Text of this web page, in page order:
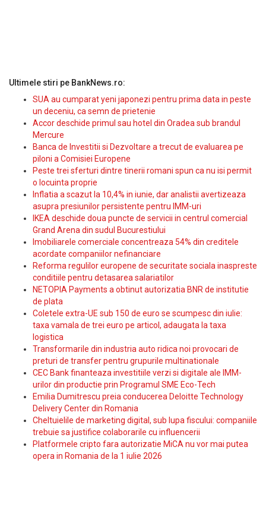
Ultimele stiri pe BankNews.ro:
SUA au cumparat yeni japonezi pentru prima data in peste
un deceniu, ca semn de prietenie
Accor deschide primul sau hotel din Oradea sub brandul
Mercure
Banca de Investitii si Dezvoltare a trecut de evaluarea pe
piloni a Comisiei Europene
Peste trei sferturi dintre tinerii romani spun ca nu isi permit
o locuinta proprie
Inflatia a scazut la 10,4% in iunie, dar analistii avertizeaza
asupra presiunilor persistente pentru IMM-uri
IKEA deschide doua puncte de servicii in centrul comercial
Grand Arena din sudul Bucurestiului
Imobiliarele comerciale concentreaza 54% din creditele
acordate companiilor nefinanciare
Reforma regulilor europene de securitate sociala inaspreste
conditiile pentru detasarea salariatilor
NETOPIA Payments a obtinut autorizatia BNR de institutie
de plata
Coletele extra-UE sub 150 de euro se scumpesc din iulie:
taxa vamala de trei euro pe articol, adaugata la taxa
logistica
Transformarile din industria auto ridica noi provocari de
preturi de transfer pentru grupurile multinationale
CEC Bank finanteaza investitiile verzi si digitale ale IMM-
urilor din productie prin Programul SME Eco-Tech
Emilia Dumitrescu preia conducerea Deloitte Technology
Delivery Center din Romania
Cheltuielile de marketing digital, sub lupa fiscului: companiile
trebuie sa justifice colaborarile cu influencerii
Platformele cripto fara autorizatie MiCA nu vor mai putea
opera in Romania de la 1 iulie 2026